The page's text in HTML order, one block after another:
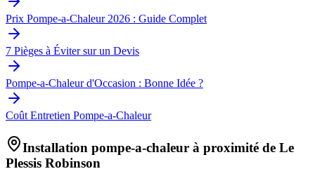
Prix Pompe-a-Chaleur 2026 : Guide Complet
7 Pièges à Éviter sur un Devis
Pompe-a-Chaleur d'Occasion : Bonne Idée ?
Coût Entretien Pompe-a-Chaleur
Installation pompe-a-chaleur à proximité de Le
Plessis Robinson